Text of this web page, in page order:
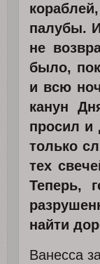
палубы.
не
было,
и всю
канун
просил и
только
тех
Теперь,
найти
Ванесса